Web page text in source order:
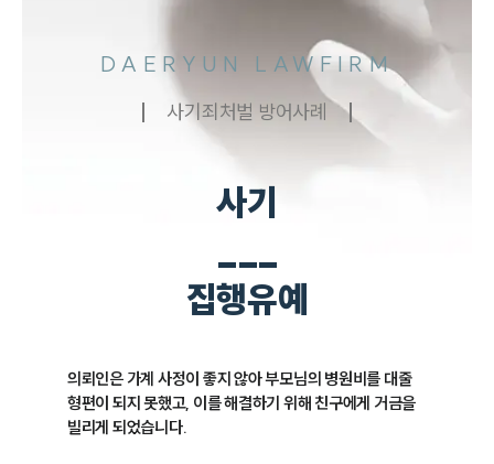
DAERYUN LAWFIRM
사기죄처벌 방어사례
사기
___
집행유예
의뢰인은 가계 사정이 좋지 않아 부모님의 병원비를 대줄
형편이 되지 못했고, 이를 해결하기 위해 친구에게 거금을
빌리게 되었습니다.